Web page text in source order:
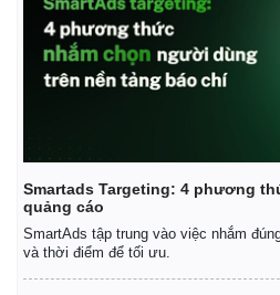
Smartads Targeting: 4 phương
quảng cáo
SmartAds tập trung vào việc nhắm
và thời điểm để tối ưu.